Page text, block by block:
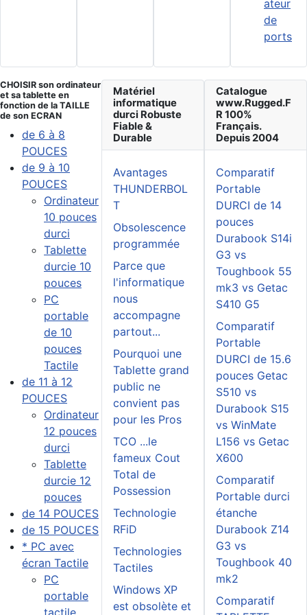
ateur
de
ports
CHOISIR son ordinateur
et sa tablette en
fonction de la TAILLE
de son ECRAN
de 6 à 8
POUCES
de 9 à 10
POUCES
Ordinateur
10 pouces
durci
Tablette
durcie 10
pouces
PC
portable
de 10
pouces
Tactile
de 11 à 12
POUCES
Ordinateur
12 pouces
durci
Tablette
durcie 12
pouces
de 14 POUCES
de 15 POUCES
* PC avec
écran Tactile
PC
portable
tactile
Matériel
informatique
durci Robuste
Fiable &
Durable
Avantages
THUNDERBOL
T
Obsolescence
programmée
Parce que
l'informatique
nous
accompagne
partout...
Pourquoi une
Tablette grand
public ne
convient pas
pour les Pros
TCO ...le
fameux Cout
Total de
Possession
Technologie
RFiD
Technologies
Tactiles
Windows XP
est obsolète et
Catalogue
www.Rugged.F
R 100%
Français.
Depuis 2004
Comparatif
Portable
DURCI de 14
pouces
Durabook S14i
G3 vs
Toughbook 55
mk3 vs Getac
S410 G5
Comparatif
Portable
DURCI de 15.6
pouces Getac
S510 vs
Durabook S15
vs WinMate
L156 vs Getac
X600
Comparatif
Portable durci
étanche
Durabook Z14
G3 vs
Toughbook 40
mk2
Comparatif